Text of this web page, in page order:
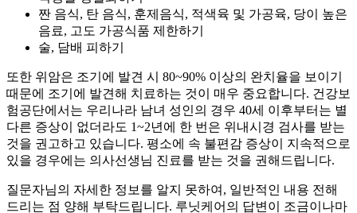
짠 음식, 탄 음식, 훈제음식, 적색육 및 가공육, 당이 높은
음료, 고도 가공식품 제한하기
술, 담배 피하기
또한 위암은 조기에 발견 시 80~90% 이상의 완치율을 보이기
때문에 조기에 발견해 치료하는 것이 매우 중요합니다. 건강보
험공단에서는 우리나라 남녀 성인의 경우 40세 이후부터는 별
다른 증상이 없더라도 1~2년에 한 번은 위내시경 검사를 받는
것을 권고하고 있습니다. 평소에 속 불편감 증상이 지속적으로
있을 경우에는 의사선생님 진료를 받는 것을 권해드립니다.
질문자님의 자세한 정보를 알지 못하여, 일반적인 내용 전해
드리는 점 양해 부탁드립니다. 루닛케어의 답변이 조금이나마